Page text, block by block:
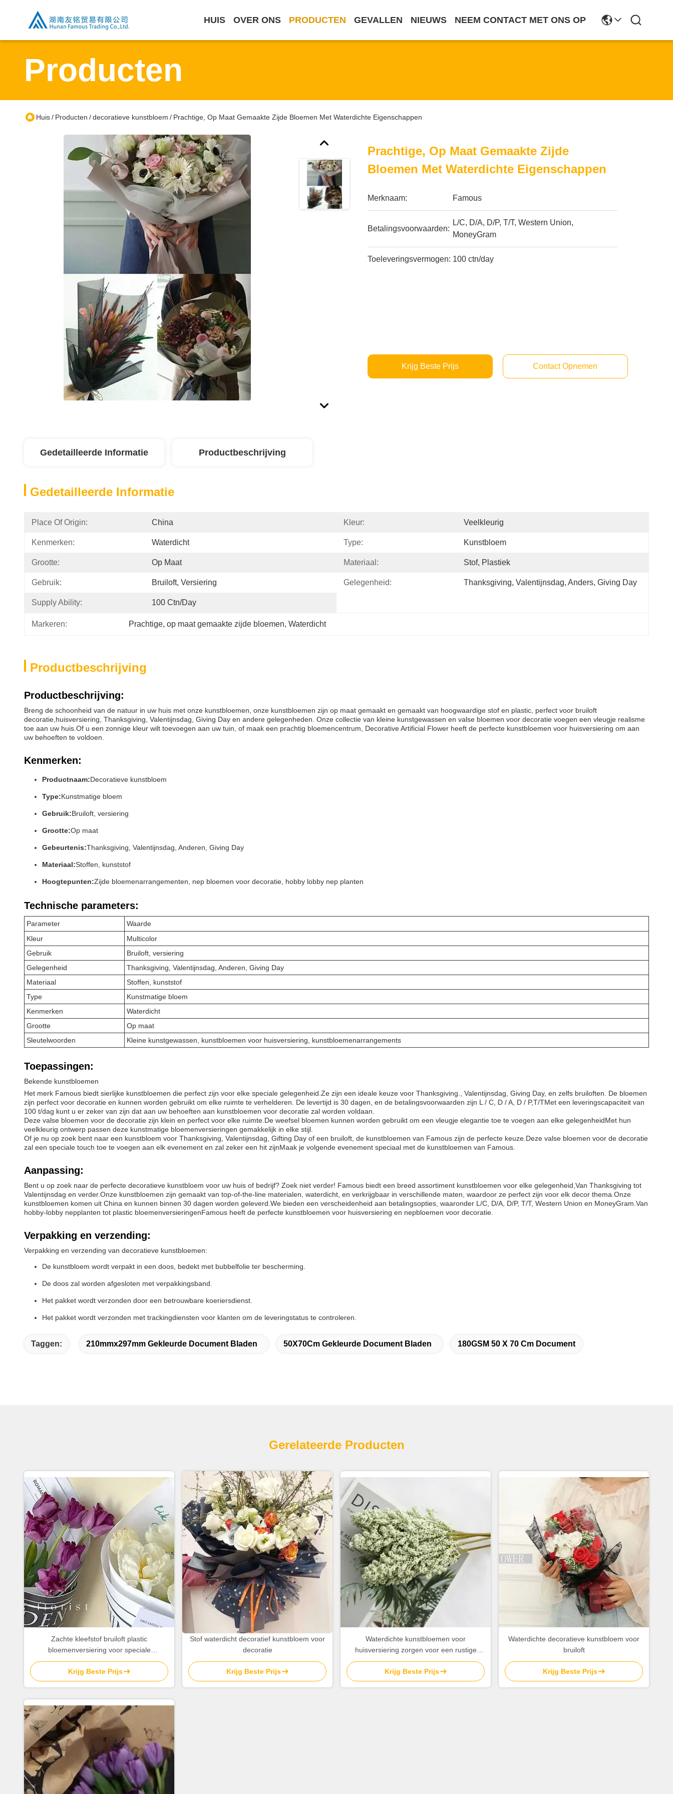
HUIS OVER ONS PRODUCTEN GEVALLEN NIEUWS NEEM CONTACT MET ONS OP
Producten
Huis/ Producten /decoratieve kunstbloem / Prachtige, Op Maat Gemaakte Zijde Bloemen Met Waterdichte Eigenschappen
Prachtige, Op Maat Gemaakte Zijde
Bloemen Met Waterdichte Eigenschappen
Merknaam: Famous
Betalingsvoorwaarden:
L/C, D/A, D/P, T/T, Western Union,
MoneyGram
Toeleveringsvermogen: 100 ctn/day
Krijg Beste Prijs Contact Opnemen
Gedetailleerde Informatie Productbeschrijving
Gedetailleerde Informatie
Place Of Origin: China Kleur: Veelkleurig
Kenmerken: Waterdicht Type: Kunstbloem
Grootte: Op Maat Materiaal: Stof, Plastiek
Gebruik: Bruiloft, Versiering Gelegenheid: Thanksgiving, Valentijnsdag, Anders, Giving Day
Supply Ability: 100 Ctn/day
Markeren: Prachtige, op maat gemaakte zijde bloemen, Waterdicht
Productbeschrijving
Productbeschrijving:
Breng de schoonheid van de natuur in uw huis met onze kunstbloemen, onze kunstbloemen zijn op maat gemaakt en gemaakt van hoogwaardige stof en plastic, perfect voor bruiloft
decoratie,huisversiering, Thanksgiving, Valentijnsdag, Giving Day en andere gelegenheden. Onze collectie van kleine kunstgewassen en valse bloemen voor decoratie voegen een vleugje realisme
toe aan uw huis.Of u een zonnige kleur wilt toevoegen aan uw tuin, of maak een prachtig bloemencentrum, Decorative Artificial Flower heeft de perfecte kunstbloemen voor huisversiering om aan
uw behoeften te voldoen.
Kenmerken:
Productnaam:Decoratieve kunstbloem
Type:Kunstmatige bloem
Gebruik:Bruiloft, versiering
Grootte:Op maat
Gebeurtenis:Thanksgiving, Valentijnsdag, Anderen, Giving Day
Materiaal:Stoffen, kunststof
Hoogtepunten:Zijde bloemenarrangementen, nep bloemen voor decoratie, hobby lobby nep planten
Technische parameters:
Parameter
Waarde
Kleur
Multicolor
Gebruik
Bruiloft, versiering
Gelegenheid
Thanksgiving, Valentijnsdag, Anderen, Giving Day
Materiaal
Stoffen, kunststof
Type
Kunstmatige bloem
Kenmerken
Waterdicht
Grootte
Op maat
Sleutelwoorden
Kleine kunstgewassen, kunstbloemen voor huisversiering, kunstbloemenarrangements
Toepassingen:
Bekende kunstbloemen
Het merk Famous biedt sierlijke kunstbloemen die perfect zijn voor elke speciale gelegenheid.Ze zijn een ideale keuze voor Thanksgiving., Valentijnsdag, Giving Day, en zelfs bruiloften. De bloemen
zijn perfect voor decoratie en kunnen worden gebruikt om elke ruimte te verhelderen. De levertijd is 30 dagen, en de betalingsvoorwaarden zijn L / C, D / A, D / P,T/TMet een leveringscapaciteit van
100 t/dag kunt u er zeker van zijn dat aan uw behoeften aan kunstbloemen voor decoratie zal worden voldaan.
Deze valse bloemen voor de decoratie zijn klein en perfect voor elke ruimte.De weefsel bloemen kunnen worden gebruikt om een vleugje elegantie toe te voegen aan elke gelegenheidMet hun
veelkleurig ontwerp passen deze kunstmatige bloemenversieringen gemakkelijk in elke stijl.
Of je nu op zoek bent naar een kunstbloem voor Thanksgiving, Valentijnsdag, Gifting Day of een bruiloft, de kunstbloemen van Famous zijn de perfecte keuze.Deze valse bloemen voor de decoratie
zal een speciale touch toe te voegen aan elk evenement en zal zeker een hit zijnMaak je volgende evenement speciaal met de kunstbloemen van Famous.
Aanpassing:
Bent u op zoek naar de perfecte decoratieve kunstbloem voor uw huis of bedrijf? Zoek niet verder! Famous biedt een breed assortiment kunstbloemen voor elke gelegenheid,Van Thanksgiving tot
Valentijnsdag en verder.Onze kunstbloemen zijn gemaakt van top-of-the-line materialen, waterdicht, en verkrijgbaar in verschillende maten, waardoor ze perfect zijn voor elk decor thema.Onze
kunstbloemen komen uit China en kunnen binnen 30 dagen worden geleverd.We bieden een verscheidenheid aan betalingsopties, waaronder L/C, D/A, D/P, T/T, Western Union en MoneyGram.Van
hobby-lobby nepplanten tot plastic bloemenversieringenFamous heeft de perfecte kunstbloemen voor huisversiering en nepbloemen voor decoratie.
Verpakking en verzending:
Verpakking en verzending van decoratieve kunstbloemen:
De kunstbloem wordt verpakt in een doos, bedekt met bubbelfolie ter bescherming.
De doos zal worden afgesloten met verpakkingsband.
Het pakket wordt verzonden door een betrouwbare koeriersdienst.
Het pakket wordt verzonden met trackingdiensten voor klanten om de leveringstatus te controleren.
Taggen: 210mmx297mm Gekleurde Document Bladen 50X70Cm Gekleurde Document Bladen 180GSM 50 X 70 Cm Document
Gerelateerde Producten
Zachte kleefstof bruiloft plastic
bloemenversiering voor speciale
gelegenheden
Krijg Beste Prijs
Stof waterdicht decoratief kunstbloem voor
decoratie
Krijg Beste Prijs
Waterdichte kunstbloemen voor
huisversiering zorgen voor een rustige
sfeer
Krijg Beste Prijs
Waterdichte decoratieve kunstbloem voor
bruiloft
Krijg Beste Prijs